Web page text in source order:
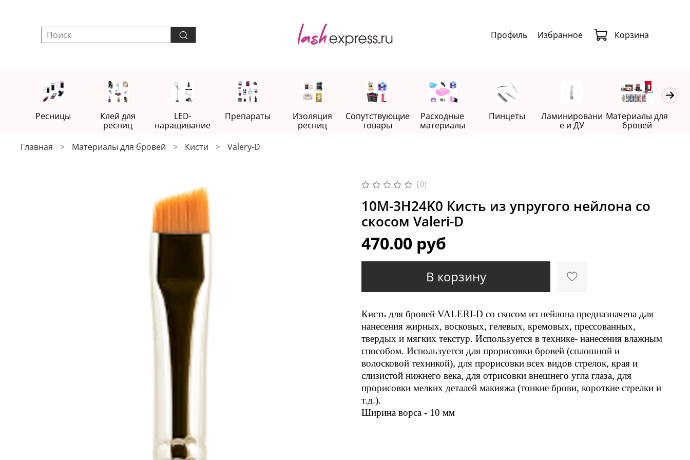
Профиль Избранное Корзина
Ресницы
Клей для
ресниц
LED-
наращивание
Препараты
Изоляция
ресниц
Сопутствующие
товары
Расходные
материалы
Пинцеты
Ламинировани
е и ДУ
Материалы для
бровей
Главная Материалы для бровей Кисти Valery-D
(0)
10M-3H24K0 Кисть из упругого нейлона со
скосом Valeri-D
470.00 руб
В корзину
Кисть для бровей VALERI-D со скосом из нейлона предназначена для
нанесения жирных, восковых, гелевых, кремовых, прессованных,
твердых и мягких текстур. Используется в технике- нанесения влажным
способом. Используется для прорисовки бровей (сплошной и
волосковой техникой), для прорисовки всех видов стрелок, края и
слизистой нижнего века, для отрисовки внешнего угла глаза, для
прорисовки мелких деталей макияжа (тонкие брови, короткие стрелки и
т.д.).
Ширина ворса - 10 мм